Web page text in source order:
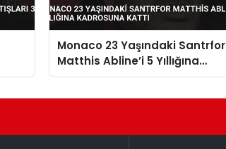
Monaco 23 Yaşındaki Santrfor
Matthis Abline’i 5 Yıllığına
Kadrosuna Kattı